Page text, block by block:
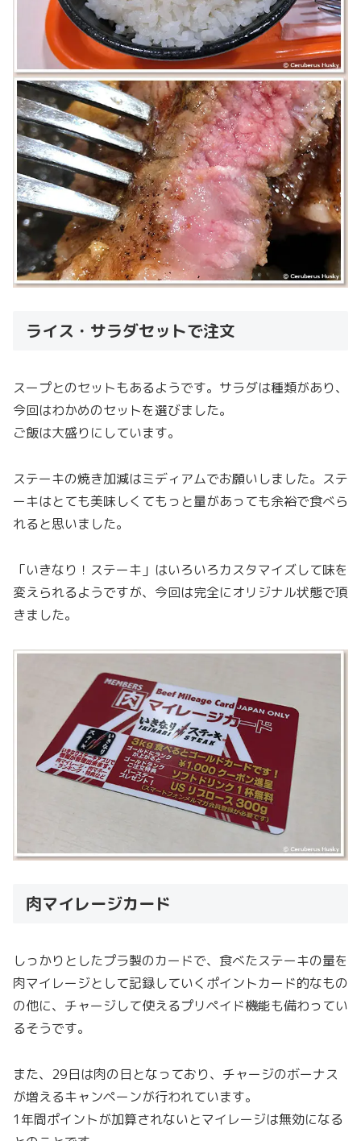
ライス・サラダセットで注文
スープとのセットもあるようです。サラダは種類があり、
今回はわかめのセットを選びました。
ご飯は大盛りにしています。
ステーキの焼き加減はミディアムでお願いしました。ステ
ーキはとても美味しくてもっと量があっても余裕で食べら
れると思いました。
「いきなり！ステーキ」はいろいろカスタマイズして味を
変えられるようですが、今回は完全にオリジナル状態で頂
きました。
肉マイレージカード
しっかりとしたプラ製のカードで、食べたステーキの量を
肉マイレージとして記録していくポイントカード的なもの
の他に、チャージして使えるプリペイド機能も備わってい
るそうです。
また、29日は肉の日となっており、チャージのボーナス
が増えるキャンペーンが行われています。
1年間ポイントが加算されないとマイレージは無効になる